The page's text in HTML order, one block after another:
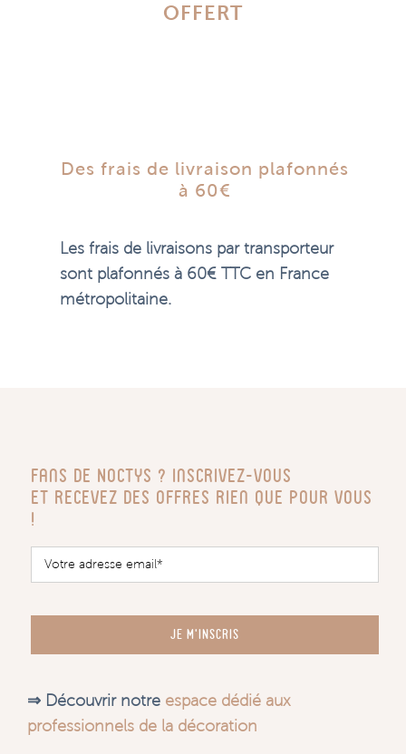
OFFERT
Des frais de livraison plafonnés
à 60€
Les frais de livraisons par transporteur
sont plafonnés à 60€ TTC en France
métropolitaine.
Fans de Noctys ? Inscrivez-vous
Et recevez des offres rien que pour vous
!
JE M'INSCRIS
⇒ Découvrir notre espace dédié aux
professionnels de la décoration